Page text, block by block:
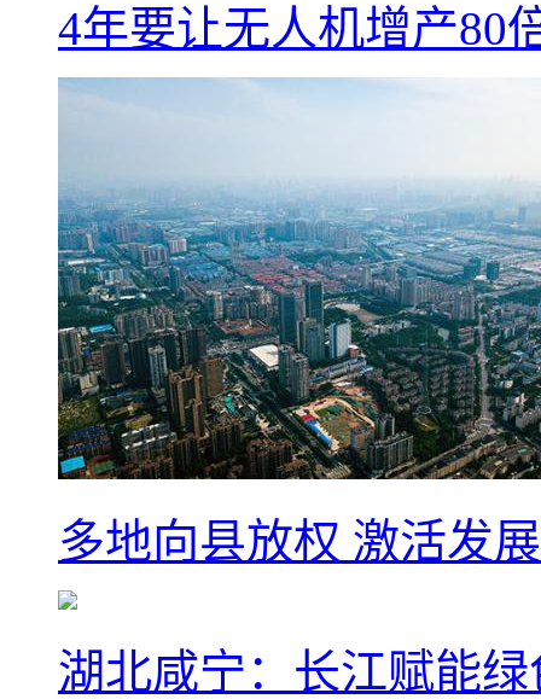
4年要让无人机增产80
多地向县放权 激活发
湖北咸宁：长江赋能